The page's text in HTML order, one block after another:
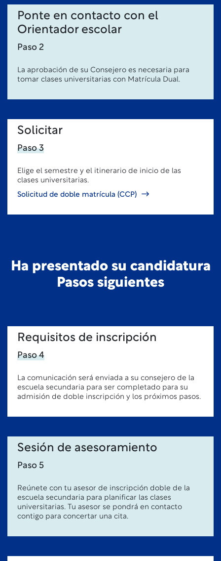
Ponte en contacto con el
Orientador escolar
Paso 2
La aprobación de su Consejero es necesaria para
tomar clases universitarias con Matrícula Dual.
Solicitar
Paso 3
Elige el semestre y el itinerario de inicio de las
clases universitarias.
Solicitud de doble matrícula (CCP)
Ha presentado su candidatura
Pasos siguientes
Requisitos de inscripción
Paso 4
La comunicación será enviada a su consejero de la
escuela secundaria para ser completado para su
admisión de doble inscripción y los próximos pasos.
Sesión de asesoramiento
Paso 5
Reúnete con tu asesor de inscripción doble de la
escuela secundaria para planificar las clases
universitarias. Tu asesor se pondrá en contacto
contigo para concertar una cita.